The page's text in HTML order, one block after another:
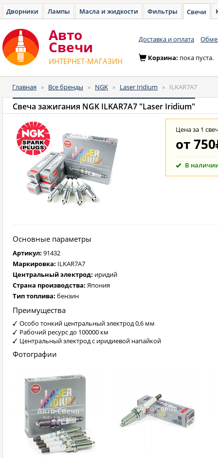
Дворники Лампы Масла и жидкости Фильтры Свечи
Авто
Cвечи
ИНТЕРНЕТ-МАГАЗИН
Доставка и оплата
Корзина: пока пуста.
Главная » Все бренды » NGK » Laser Iridium » ILKAR7A7
Свеча зажигания NGK ILKAR7A7 "Laser Iridium"
Цена за 1
от750
В
Основные параметры
Артикул: 91432
Маркировка: ILKAR7A7
Центральный электрод: иридий
Страна производства: Япония
Тип топлива: бензин
Преимущества
Особо тонкий центральный электрод 0,6 мм
Рабочий ресурс до 100000 км
Центральный электрод с иридиевой напайкой
Фотографии